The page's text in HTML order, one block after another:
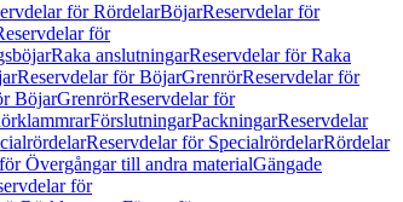
för RördelarBöjarReservdelar för
för
Raka anslutningarReservdelar för Raka
Reservdelar för BöjarGrenrörReservdelar för
BöjarGrenrörReservdelar för
FörslutningarPackningarReservdelar
Reservdelar för SpecialrördelarRördelar
Övergångar till andra materialGängade
för